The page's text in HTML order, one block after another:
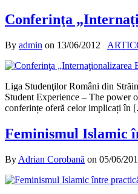
Conferinţa
By admin on 13/06/2012
Liga Studenţilor Români din
Student Experience – The power
conferințe oferă celor implicați în
Feminismul Islamic
By Adrian Corobană on 05/06/